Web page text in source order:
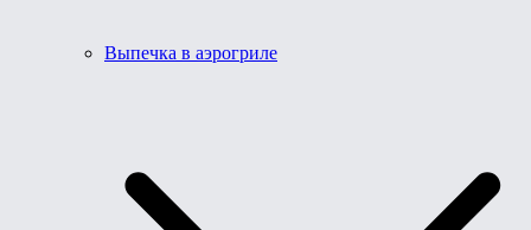
Выпечка в аэрогриле